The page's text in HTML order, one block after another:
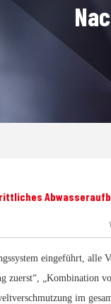
eingeführt,
zuerst“, „Kombination
im